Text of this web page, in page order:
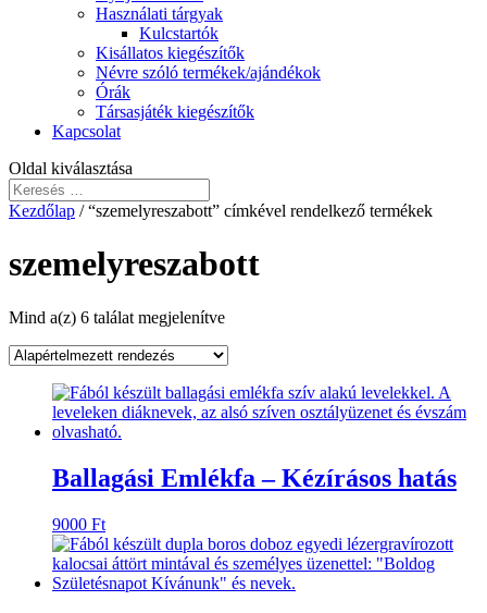
Használati tárgyak
Kulcstartók
Kisállatos kiegészítők
Névre szóló termékek/ajándékok
Órák
Társasjáték kiegészítők
Kapcsolat
Oldal kiválasztása
Kezdőlap / “szemelyreszabott” címkével rendelkező termékek
szemelyreszabott
Mind a(z) 6 találat megjelenítve
Ballagási Emlékfa – Kézírásos hatás
9000 Ft